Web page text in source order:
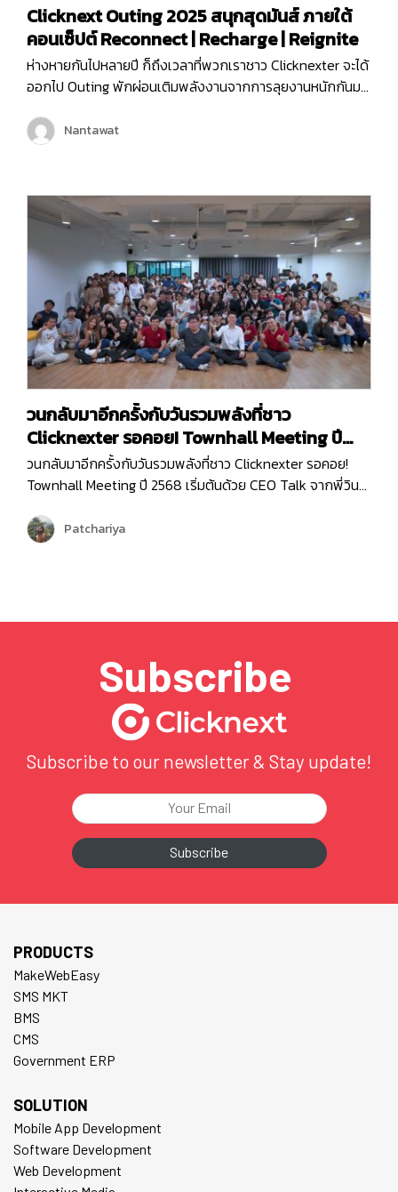
Clicknext Outing 2025 สนุกสุดมันส์ ภายใต้
คอนเซ็ปต์ Reconnect | Recharge | Reignite
ห่างหายกันไปหลายปี ก็ถึงเวลาที่พวกเราชาว Clicknexter จะได้
ออกไป Outing พักผ่อนเติมพลังงานจากการลุยงานหนักกันมา
พวกเรายังมีกิจกรรมมากมายทั้งช่วงกลางวันและกลางคืน เพื่อ
ให้พนักงานได้กระชับมิตร เติมเต็มพลังงาน จุดไฟแห่งการ
Reconnect | Recharge | Reignite…
Nantawat
วนกลับมาอีกครั้งกับวันรวมพลังที่ชาว
Clicknexter รอคอย! Townhall Meeting ปี
2568
วนกลับมาอีกครั้งกับวันรวมพลังที่ชาว Clicknexter รอคอย!
Townhall Meeting ปี 2568 เริ่มต้นด้วย CEO Talk จากพี่วิน
ด้วยโอกาสและความท้าทาย ปีนี้ Clicknext มุ่งเน้นการขยาย
บริการและพัฒนาผลิตภัณฑ์ให้ตอบโจทย์ลูกค้ามากยิ่งขึ้น
Patchariya
Subscribe
Subscribe to our newsletter & Stay update!
PRODUCTS
MakeWebEasy
SMS MKT
BMS
CMS
Government ERP
SOLUTION
Mobile App Development
Software Development
Web Development